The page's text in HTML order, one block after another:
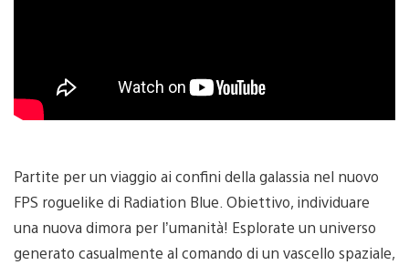
Partite per un viaggio ai confini della galassia nel nuovo
FPS roguelike di Radiation Blue. Obiettivo, individuare
una nuova dimora per l’umanità! Esplorate un universo
generato casualmente al comando di un vascello spaziale,